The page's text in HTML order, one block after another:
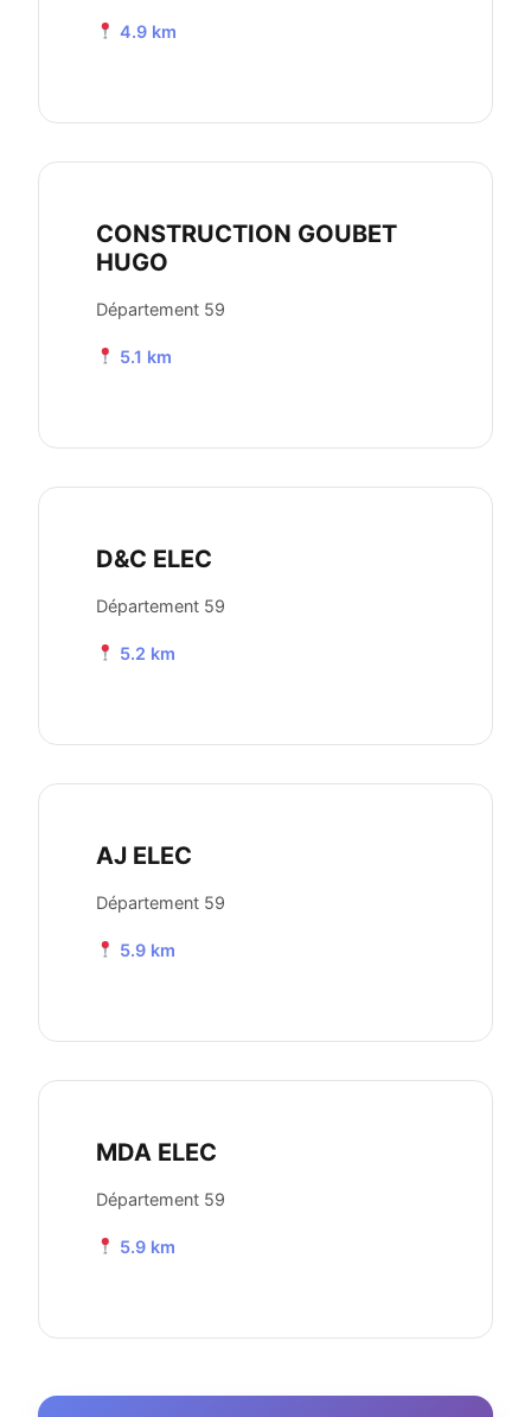
4.9 km
CONSTRUCTION GOUBET
HUGO
Département 59
5.1 km
D&C ELEC
Département 59
5.2 km
AJ ELEC
Département 59
5.9 km
MDA ELEC
Département 59
5.9 km